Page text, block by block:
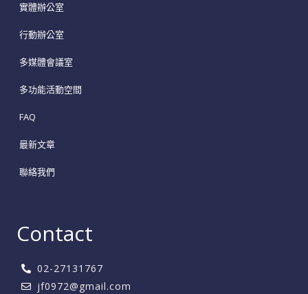
實體辦公室
行動辦公室
多媒體會議室
多功能活動空間
FAQ
最新文章
聯絡我們
Contact
02-27131767
jf0972@gmail.com